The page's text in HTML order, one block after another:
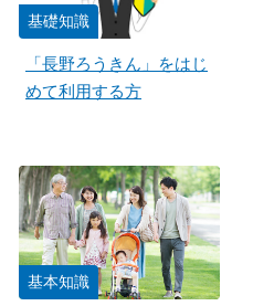
基礎知識
「長野ろうきん」をはじ
めて利用する方
基本知識